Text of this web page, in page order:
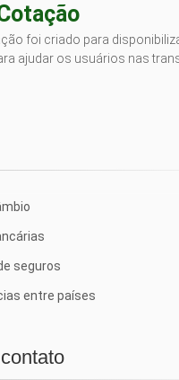
foi criado para
ajudar os usuários nas
seguros
entre países